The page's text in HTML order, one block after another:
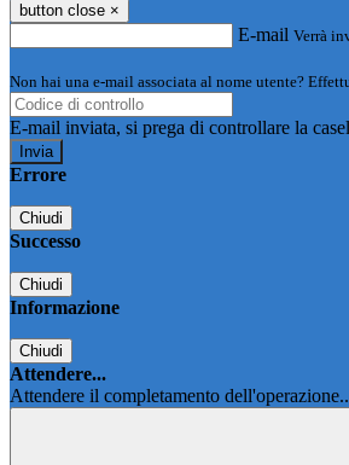
button close ×
E-mail Verrà
Non hai una e-mail associata al nome utente?
E-mail inviata, si prega di controllare la
Errore
Chiudi
Successo
Chiudi
Informazione
Chiudi
Attendere...
Attendere il completamento